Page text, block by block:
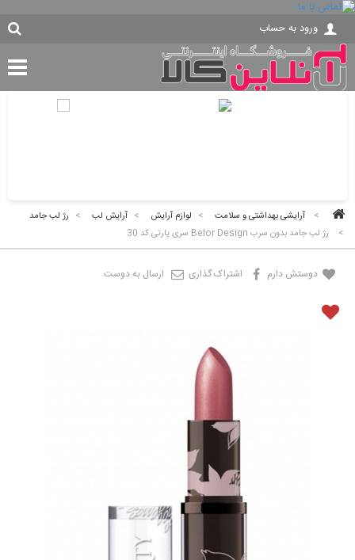
ورود به حساب
> آرایشی بهداشتی و سلامت > لوازم آرایش > آرایش لب > رژ لب جامد
>
رژ لب جامد بدون سرب Belor Design سری پارتی کد 30
دوستش دارم اشتراک گذاری ارسال به دوست